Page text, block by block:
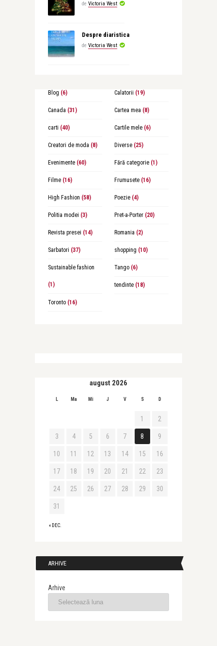
de Victoria West
Despre diaristica
de Victoria West
Blog (6) Calatorii (19)
Canada (31) Cartea mea (8)
carti (40) Cartile mele(6)
Creatori de moda (8) Diverse(25)
Evenimente(60) Fără categorie(1)
Filme(16) Frumusete(16)
High Fashion (58) Poezie(4)
Politia modei (3) Pret-a-Porter(20)
Revista presei (14) Romania (2)
Sarbatori (37) shopping (10)
Sustainable fashion
(1)
Tango(6)
tendinte(18)
Toronto(16)
august 2026
L Ma Mi J V S D
« DEC.
1 2
3 4 5 6 7 8 9
10 11 12 13 14 15 16
17 18 19 20 21 22 23
24 25 26 27 28 29 30
31
ARHIVE
Arhive